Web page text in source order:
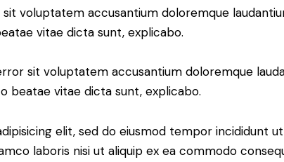
voluptatem accusantium doloremque
vitae dicta sunt, explicabo.
sit voluptatem accusantium doloremque
beatae vitae dicta sunt, explicabo.
elit, sed do eiusmod tempor incididunt
laboris nisi ut aliquip ex ea commodo